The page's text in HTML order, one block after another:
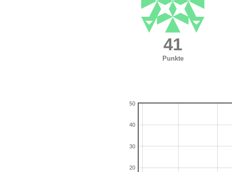
41
Punkte
20
30
40
50